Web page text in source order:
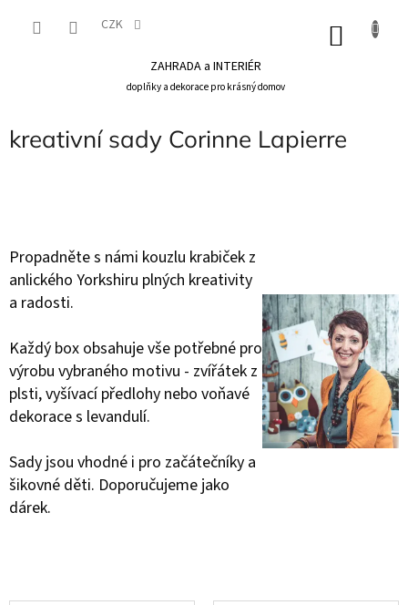
CZK
ZAHRADA a INTERIÉR
doplňky a dekorace pro krásný domov
kreativní sady Corinne Lapierre
Propadněte s námi kouzlu krabiček z
anlického Yorkshiru plných kreativity
a radosti.
Každý box obsahuje vše potřebné pro
výrobu vybraného motivu - zvířátek z
plsti, vyšívací předlohy nebo voňavé
dekorace s levandulí.
Sady jsou vhodné i pro začátečníky a
šikovné děti. Doporučujeme jako
dárek.